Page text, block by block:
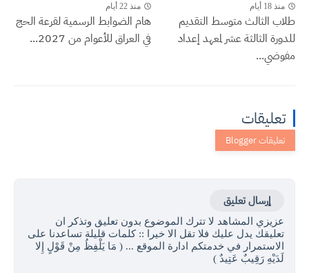
منذ 18 أيام
طلاب الثالث متوسط التقديم
للدورة الثالثة عشر لمعهد إعداد
مفوضي...
منذ 22 أيام
هام الضوابط الرسمية لقرعة الحج
في العراق للأعوام من 2027...
تعليقات
إرسال تعليق
عزيزي المشاهد لا تترك الموضوع بدون تعليق وتذكر ان
تعليقك يدل عليك فلا تقل الا خيرا :: كلمات قليلة تساعدنا على
الاستمرار في خدمتكم ادارة الموقع ... ( مَا يَلْفِظُ مِنْ قَوْلٍ إِلا
لَدَيْهِ رَقِيبٌ عَتِيدٌ )